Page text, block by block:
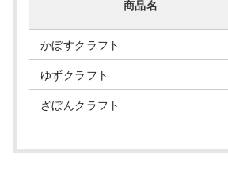
商品名
かぼすクラフト
ゆずクラフト
ざぼんクラフト